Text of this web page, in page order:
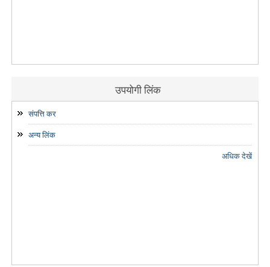
उपयोगी लिंक
संपत्ति कर
अन्य लिंक
अधिक देखें